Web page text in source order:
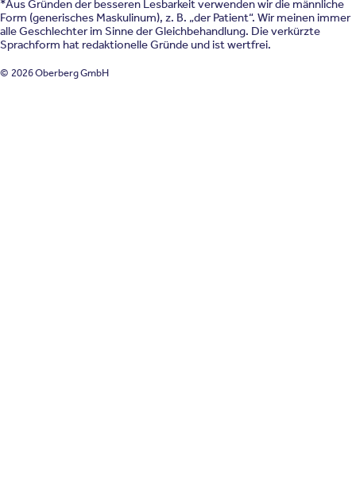
*Aus Gründen der besseren Lesbarkeit verwenden wir die männliche
Form (generisches Maskulinum), z. B. „der Patient“. Wir meinen immer
alle Geschlechter im Sinne der Gleichbehandlung. Die verkürzte
Sprachform hat redaktionelle Gründe und ist wertfrei.
© 2026 Oberberg GmbH